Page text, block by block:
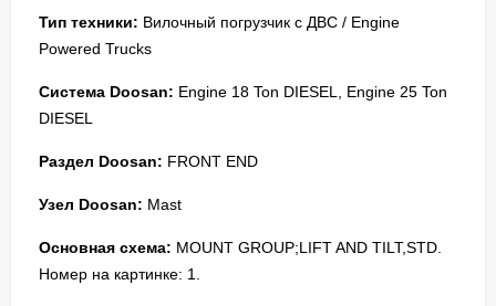
Тип техники: Вилочный погрузчик с ДВС / Engine
Powered Trucks
Система Doosan: Engine 18 Ton DIESEL, Engine 25 Ton
DIESEL
Раздел Doosan: FRONT END
Узел Doosan: Mast
Основная схема: MOUNT GROUP;LIFT AND TILT,STD.
Номер на картинке: 1.